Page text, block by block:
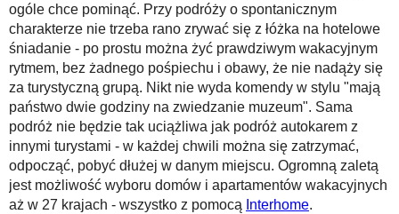
ogóle chce pominąć. Przy podróży o spontanicznym
charakterze nie trzeba rano zrywać się z łóżka na hotelowe
śniadanie - po prostu można żyć prawdziwym wakacyjnym
rytmem, bez żadnego pośpiechu i obawy, że nie nadąży się
za turystyczną grupą. Nikt nie wyda komendy w stylu "mają
państwo dwie godziny na zwiedzanie muzeum". Sama
podróż nie będzie tak uciążliwa jak podróż autokarem z
innymi turystami - w każdej chwili można się zatrzymać,
odpocząć, pobyć dłużej w danym miejscu. Ogromną zaletą
jest możliwość wyboru domów i apartamentów wakacyjnych
aż w 27 krajach - wszystko z pomocą Interhome.